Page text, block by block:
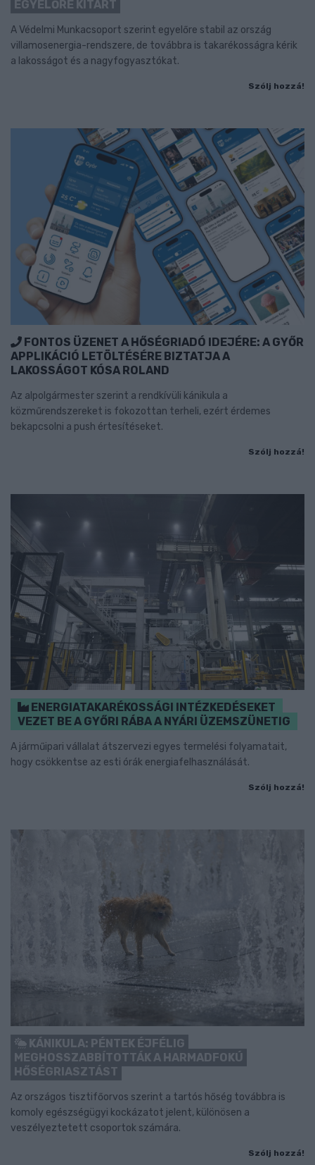
EGYELŐRE KITART
A Védelmi Munkacsoport szerint egyelőre stabil az ország
villamosenergia-rendszere, de továbbra is takarékosságra kérik
a lakosságot és a nagyfogyasztókat.
Szólj hozzá!
FONTOS ÜZENET A HŐSÉGRIADÓ IDEJÉRE: A GYŐR
APPLIKÁCIÓ LETÖLTÉSÉRE BIZTATJA A
LAKOSSÁGOT KÓSA ROLAND
Az alpolgármester szerint a rendkívüli kánikula a
közműrendszereket is fokozottan terheli, ezért érdemes
bekapcsolni a push értesítéseket.
Szólj hozzá!
ENERGIATAKARÉKOSSÁGI INTÉZKEDÉSEKET
VEZET BE A GYŐRI RÁBA A NYÁRI ÜZEMSZÜNETIG
A járműipari vállalat átszervezi egyes termelési folyamatait,
hogy csökkentse az esti órák energiafelhasználását.
Szólj hozzá!
KÁNIKULA: PÉNTEK ÉJFÉLIG
MEGHOSSZABBÍTOTTÁK A HARMADFOKÚ
HŐSÉGRIASZTÁST
Az országos tisztifőorvos szerint a tartós hőség továbbra is
komoly egészségügyi kockázatot jelent, különösen a
veszélyeztetett csoportok számára.
Szólj hozzá!